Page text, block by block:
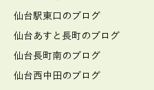
仙台駅東口のブログ
仙台あすと長町のブログ
仙台長町南のブログ
仙台西中田のブログ